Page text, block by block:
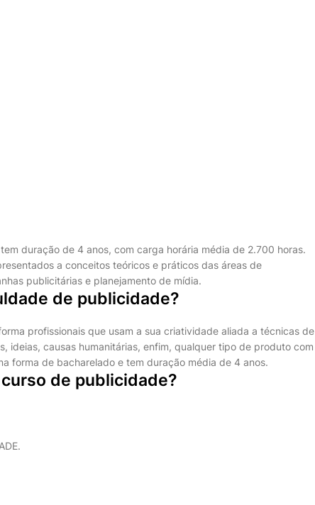
duração de 4 anos, com carga horária média de 2.700 horas.
a conceitos teóricos e práticos das áreas de
publicitárias e planejamento de mídia.
de publicidade?
profissionais que usam a sua criatividade aliada a técnicas de
ideias, causas humanitárias, enfim, qualquer tipo de produto com
forma de bacharelado e tem duração média de 4 anos.
de publicidade?